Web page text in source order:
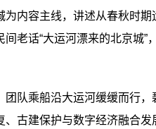
为内容主线，讲述从春秋时
间老话“大运河漂来的北京城
团队乘船沿大运河缓缓而行
、古建保护与数字经济融合